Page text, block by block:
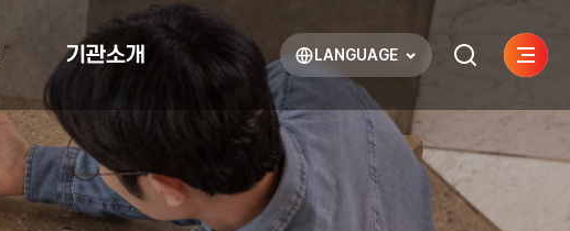
기관소개 LANGUAGE
열기 검색하기
사이트
열기